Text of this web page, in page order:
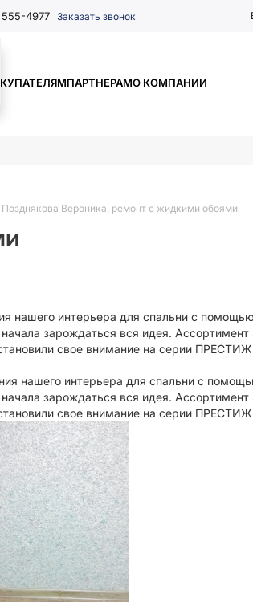
4977 Заказать звонок
ПАРТНЕРАМО КОМПАНИИ
Позднякова Вероника, ремонт с жидкими обоями
нашего интерьера для спальни с
зарождаться вся идея. Ассортимент
свое внимание на серии
нашего интерьера для спальни с
зарождаться вся идея. Ассортимент
свое внимание на серии